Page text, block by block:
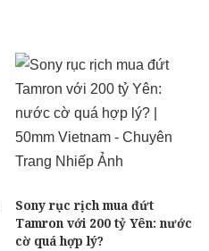
Sony rục rịch mua đứt
Tamron với 200 tỷ Yên: nước
cờ quá hợp lý?